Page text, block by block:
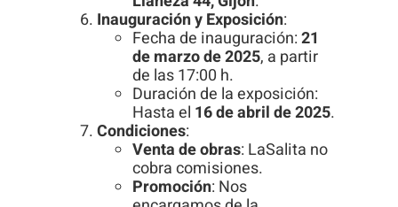
Inauguración y Exposición:
Fecha de inauguración:21
de marzo de 2025, a partir
de las 17:00 h.
Duración de la exposición:
Hasta el 16 de abril de 2025.
Condiciones:
Venta de obras: LaSalita no
cobra comisiones.
Promoción: Nos